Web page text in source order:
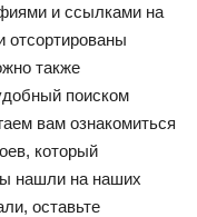
и ссылками на
отсортированы
также
поиском
вам ознакомиться
который
нашли на наших
оставьте